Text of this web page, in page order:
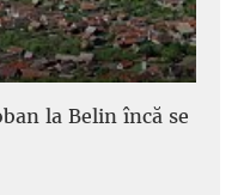
la Belin încă se